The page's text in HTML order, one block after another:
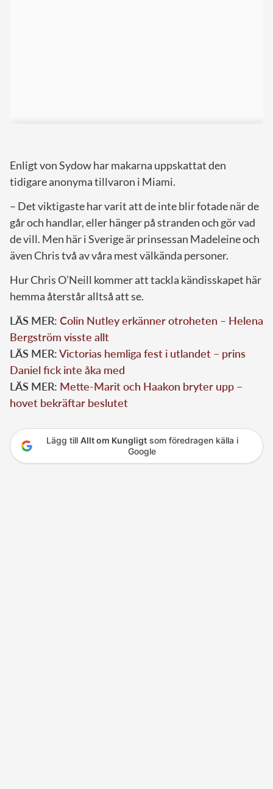
Enligt von Sydow har makarna uppskattat den
tidigare anonyma tillvaron i Miami.
– Det viktigaste har varit att de inte blir fotade när de
går och handlar, eller hänger på stranden och gör vad
de vill. Men här i Sverige är prinsessan Madeleine och
även Chris två av våra mest välkända personer.
Hur Chris O’Neill kommer att tackla kändisskapet här
hemma återstår alltså att se.
LÄS MER: Colin Nutley erkänner otroheten – Helena
Bergström visste allt
LÄS MER:Victorias hemliga fest i utlandet – prins
Daniel fick inte åka med
LÄS MER: Mette-Marit och Haakon bryter upp –
hovet bekräftar beslutet
Lägg till Allt om Kungligtsom föredragen källa i
Google